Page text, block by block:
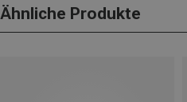
Ähnliche Produkte